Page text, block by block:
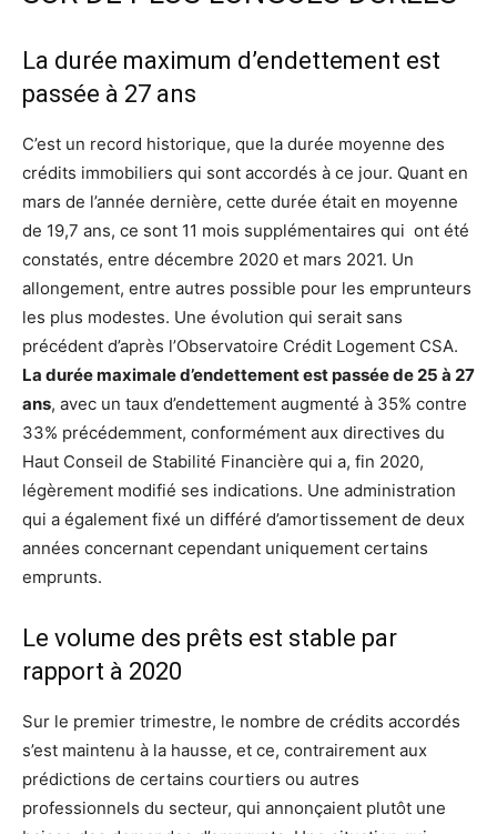
La durée maximum d’endettement est
passée à 27 ans
C’est un record historique, que la durée moyenne des
crédits immobiliers qui sont accordés à ce jour. Quant en
mars de l’année dernière, cette durée était en moyenne
de 19,7 ans, ce sont 11 mois supplémentaires qui ont été
constatés, entre décembre 2020 et mars 2021. Un
allongement, entre autres possible pour les emprunteurs
les plus modestes. Une évolution qui serait sans
précédent d’après l’Observatoire Crédit Logement CSA.
La durée maximale d’endettement est passée de 25 à 27
ans, avec un taux d’endettement augmenté à 35% contre
33% précédemment, conformément aux directives du
Haut Conseil de Stabilité Financière qui a, fin 2020,
légèrement modifié ses indications. Une administration
qui a également fixé un différé d’amortissement de deux
années concernant cependant uniquement certains
emprunts.
Le volume des prêts est stable par
rapport à 2020
Sur le premier trimestre, le nombre de crédits accordés
s’est maintenu à la hausse, et ce, contrairement aux
prédictions de certains courtiers ou autres
professionnels du secteur, qui annonçaient plutôt une